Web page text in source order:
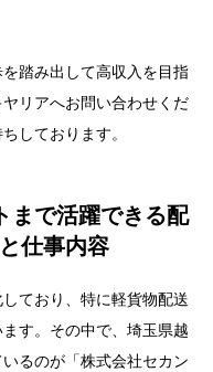
踏み出して高収入を目指
リアへお問い合わせくだ
しております。
まで活躍できる配
仕事内容
ており、特に軽貨物配送
す。その中で、埼玉県越
るのが「株式会社セカン